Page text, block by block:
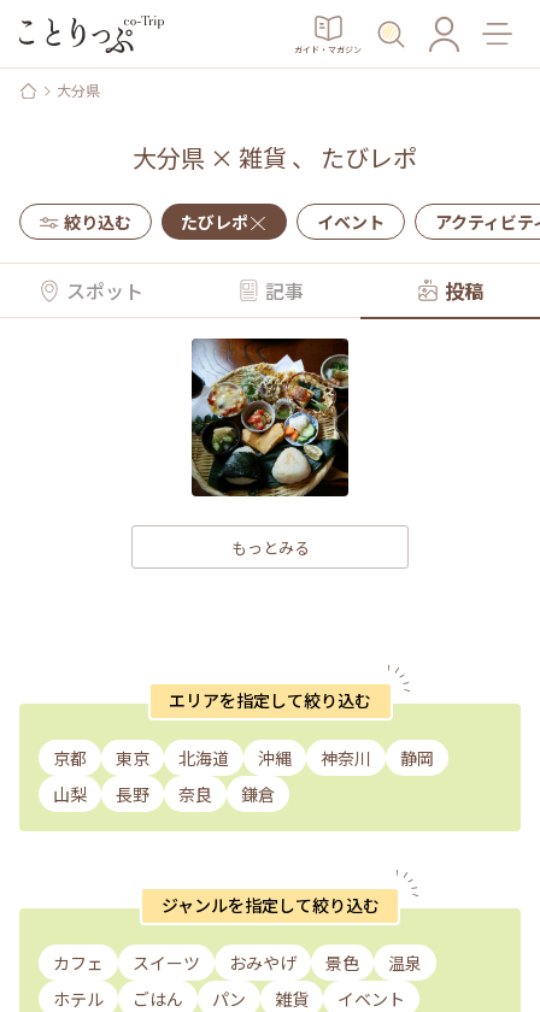
ガイド・マガジン
大分県
大分県 × 雑貨 、 たびレポ
絞り込む たびレポ イベント アクティビテ
スポット 記事 投稿
もっとみる
エリアを指定して絞り込む
京都 東京 北海道 沖縄 神奈川
静岡
山梨
長野 奈良 鎌倉
ジャンルを指定して絞り込む
カフェ スイーツ おみやげ 景色
温泉
ホテル
ごはん パン 雑貨 イベント